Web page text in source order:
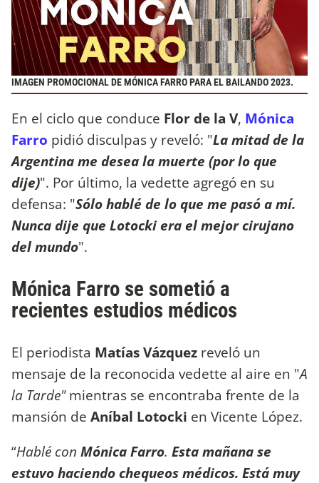
IMAGEN PROMOCIONAL DE MÓNICA FARRO PARA EL BAILANDO 2023.
En el ciclo que conduce Flor de la V, Mónica
Farro pidió disculpas y reveló: "La mitad de la
Argentina me desea la muerte (por lo que
dije)". Por último, la vedette agregó en su
defensa: "Sólo hablé de lo que me pasó a mí.
Nunca dije que Lotocki era el mejor cirujano
del mundo".
Mónica Farro se sometió a
recientes estudios médicos
El periodista Matías Vázquez reveló un
mensaje de la reconocida vedette al aire en "A
la Tarde"mientras se encontraba frente de la
mansión de Aníbal Lotocki en Vicente López.
“Hablé con Mónica Farro. Esta mañana se
estuvo haciendo chequeos médicos. Está muy